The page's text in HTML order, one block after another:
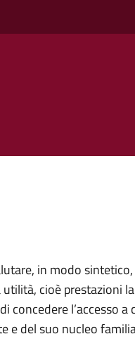
in modo
cioè prestazioni
concedere l’accesso
e del suo nucleo